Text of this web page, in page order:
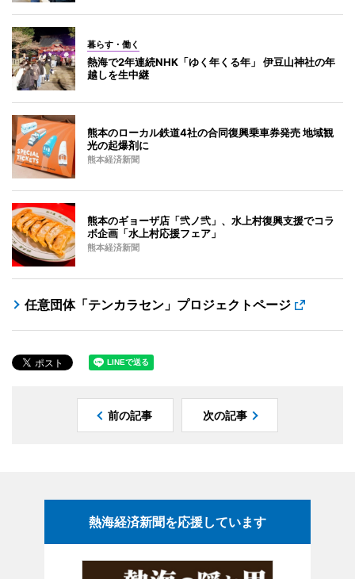
暮らす・働く
熱海で2年連続NHK「ゆく年くる年」 伊豆山神社の年
越しを生中継
熊本のローカル鉄道4社の合同復興乗車券発売 地域観
光の起爆剤に
熊本経済新聞
熊本のギョーザ店「弐ノ弐」、水上村復興支援でコラ
ボ企画「水上村応援フェア」
熊本経済新聞
任意団体「テンカラセン」プロジェクトページ
前の記事 次の記事
熱海経済新聞を応援しています